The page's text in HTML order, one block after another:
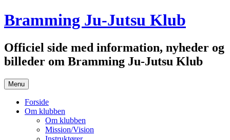
Hop
til
Bramming Ju-Jutsu Klub
Officiel side med information, nyheder og
billeder om Bramming Ju-Jutsu Klub
Menu
Forside
Om klubben
Om klubben
Mission/Vision